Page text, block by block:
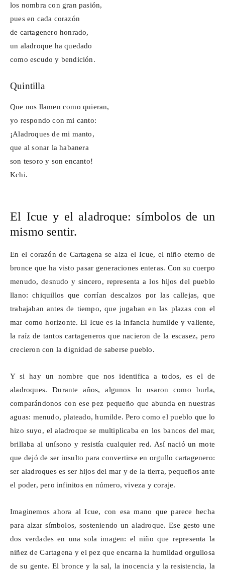
los nombra con gran pasión,
pues en cada corazón
de cartagenero honrado,
un aladroque ha quedado
como escudo y bendición.
Quintilla
Que nos llamen como quieran,
yo respondo con mi canto:
¡Aladroques de mi manto,
que al sonar la habanera
son tesoro y son encanto!
Kchi.
El Icue y el aladroque: símbolos de un
mismo sentir.
En el corazón de Cartagena se alza elIcue, el niño eterno de
bronce que ha visto pasar generaciones enteras. Con su cuerpo
menudo, desnudo y sincero, representa a los hijos del pueblo
llano: chiquillos que corrían descalzos por las callejas, que
trabajaban antes de tiempo, que jugaban en las plazas con el
mar como horizonte. El Icue es la infancia humilde y valiente,
la raíz de tantos cartageneros que nacieron de la escasez, pero
crecieron con la dignidad de saberse pueblo.
Y si hay un nombre que nos identifica a todos, es el de
aladroques. Durante años, algunos lo usaron como burla,
comparándonos con ese pez pequeño que abunda en nuestras
aguas: menudo, plateado, humilde. Pero como el pueblo que lo
hizo suyo, el aladroque se multiplicaba en los bancos del mar,
brillaba al unísono y resistía cualquier red. Así nació un mote
que dejó de ser insulto para convertirse en orgullo cartagenero:
ser aladroques es ser hijos del mar y de la tierra, pequeños ante
el poder, pero infinitos en número, viveza y coraje.
Imaginemos ahora alIcue, con esa mano que parece hecha
para alzar símbolos, sosteniendo un aladroque. Ese gesto une
dos verdades en una sola imagen: el niño que representa la
niñez de Cartagena y el pez que encarna la humildad orgullosa
de su gente. El bronce y la sal, la inocencia y la resistencia, la